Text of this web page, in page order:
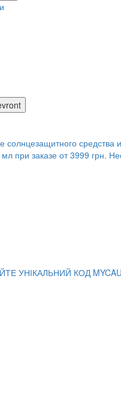
средства
при заказе от 3999 грн.
УНІКАЛЬНИЙ КОД